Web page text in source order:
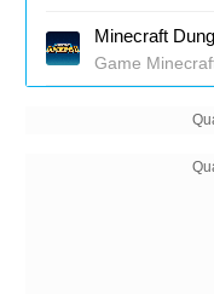
Minecraft
Game
mới